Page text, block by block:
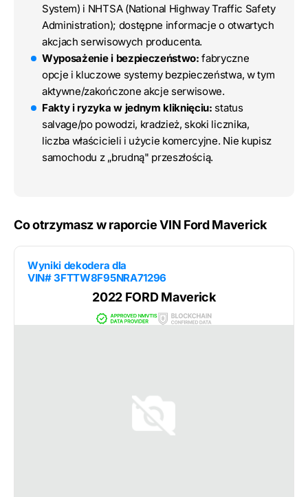
System) i NHTSA (National Highway Traffic Safety
Administration); dostępne informacje o otwartych
akcjach serwisowych producenta.
Wyposażenie i bezpieczeństwo: fabryczne
opcje i kluczowe systemy bezpieczeństwa, w tym
aktywne/zakończone akcje serwisowe.
Fakty i ryzyka w jednym kliknięciu: status
salvage/po powodzi, kradzież, skoki licznika,
liczba właścicieli i użycie komercyjne. Nie kupisz
samochodu z „brudną" przeszłością.
Co otrzymasz w raporcie VIN Ford Maverick
Wyniki dekodera dla
VIN# 3FTTW8F95NRA71296
2022 FORD Maverick